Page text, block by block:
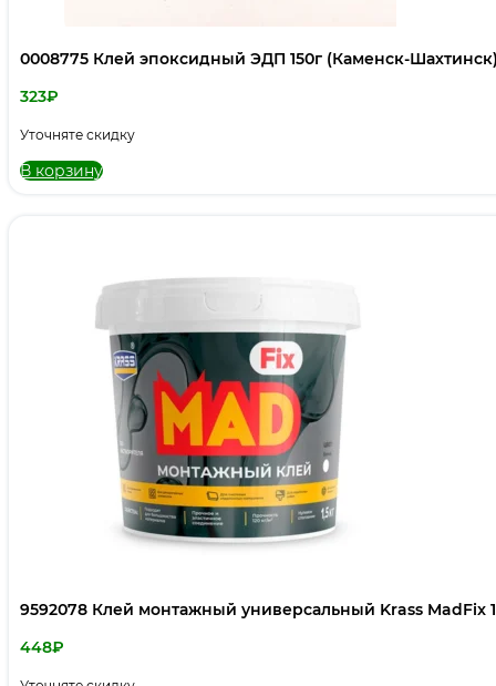
0008775 Клей эпоксидный ЭДП 150г (Каменск-
323₽
Уточняте скидку
В корзину
9592078 Клей монтажный универсальный Krass MadFix
448₽